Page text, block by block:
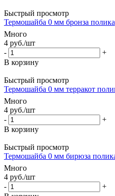
Быстрый просмотр
Термошайба 0 мм бронза
Много
4 руб./шт
-
+
В корзину
Быстрый просмотр
Термошайба 0 мм терракот
Много
4 руб./шт
-
+
В корзину
Быстрый просмотр
Термошайба 0 мм бирюза
Много
4 руб./шт
-
+